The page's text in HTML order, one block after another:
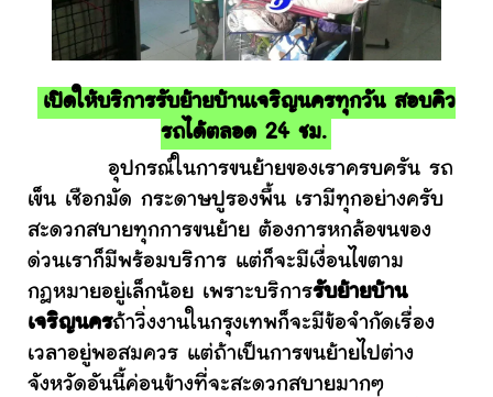
เปิดให้บริการรับย้ายบ้านเจริญนครทุกวัน สอบคิว
รถได้ตลอด 24 ชม.
อุปกรณ์ในการขนย้ายของเราครบครัน รถ
เข็น เชือกมัด กระดาษปูรองพื้น เรามีทุกอย่างครับ
สะดวกสบายทุกการขนย้าย ต้องการหกล้อขนของ
ด่วนเราก็มีพร้อมบริการ แต่ก็จะมีเงื่อนไขตาม
กฎหมายอยู่เล็กน้อย เพราะบริการรับย้ายบ้าน
เจริญนครถ้าวิ่งงานในกรุงเทพก็จะมีข้อจำกัดเรื่อง
เวลาอยู่พอสมควร แต่ถ้าเป็นการขนย้ายไปต่าง
จังหวัดอันนี้ค่อนข้างที่จะสะดวกสบายมากๆ